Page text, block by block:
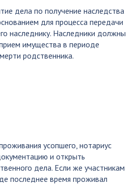
дела по получение наследства
для процесса передачи
наследнику. Наследники должны
имущества в периоде
родственника.
усопшего, нотариус
и открыть
дела. Если же участникам
последнее время проживал